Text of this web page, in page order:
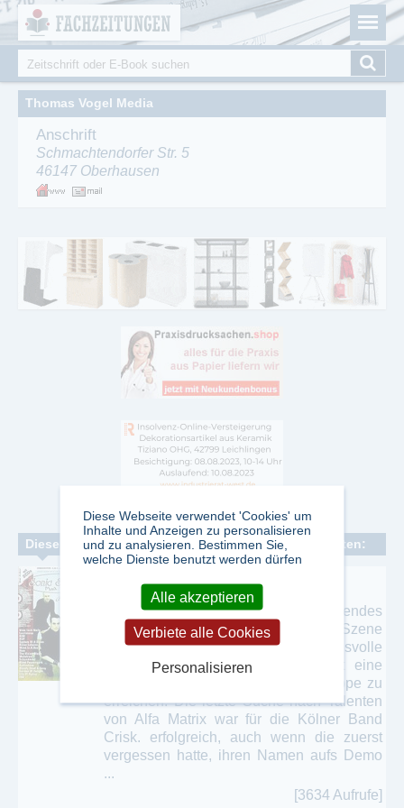
Fachzeitungen.de - Das unabhängige Portal für
Fachmagazine Fachpublikationen & eBooks
Suchformular
Suche
Thomas Vogel Media
Anschrift
Schmachtendorfer Str. 5
46147 Oberhausen
Dieser Verlag veröffentlicht folgende Fachzeitschriften:
Der Sonic Seducer ist als führendes
Musikmagazin der Independent-Szene
bestrebt, durch anspruchsvolle
Berichterstattung und edles Layout eine
junge und individualistische Zielgruppe zu
erreichen. Die letzte Suche nach Talenten
von Alfa Matrix war für die Kölner Band
Crisk. erfolgreich, auch wenn die zuerst
vergessen hatte, ihren Namen aufs Demo
...
[3634 Aufrufe]
Cookie-Einstellungen
Diese Webseite verwendet 'Cookies' um
Inhalte und Anzeigen zu personalisieren
und zu analysieren. Bestimmen Sie,
welche Dienste benutzt werden dürfen
Alle akzeptieren
Verbiete alle Cookies
Personalisieren